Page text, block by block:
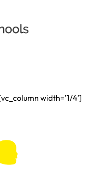
width=’1/4′]